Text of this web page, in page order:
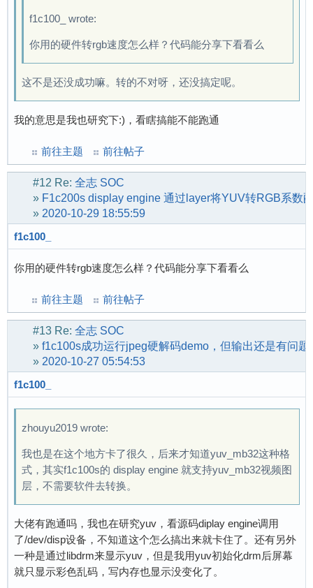
f1c100_ wrote:
你用的硬件转rgb速度怎么样？代码能分享下看看么
这不是还没成功嘛。转的不对呀，还没搞定呢。
我的意思是我也研究下:)，看瞎搞能不能跑通
前往主题 前往帖子
#12 Re: 全志 SOC
» F1c200s display engine 通过layer将YUV转RGB系数
» 2020-10-29 18:55:59
f1c100_
你用的硬件转rgb速度怎么样？代码能分享下看看么
前往主题 前往帖子
#13 Re: 全志 SOC
» f1c100s成功运行jpeg硬解码demo，但输出还是有问题
» 2020-10-27 05:54:53
f1c100_
zhouyu2019 wrote:
我也是在这个地方卡了很久，后来才知道yuv_mb32这种格
式，其实f1c100s的 display engine 就支持yuv_mb32视频图
层，不需要软件去转换。
大佬有跑通吗，我也在研究yuv，看源码diplay engine调用
了/dev/disp设备，不知道这个怎么搞出来就卡住了。还有另外
一种是通过libdrm来显示yuv，但是我用yuv初始化drm后屏幕
就只显示彩色乱码，写内存也显示没变化了。